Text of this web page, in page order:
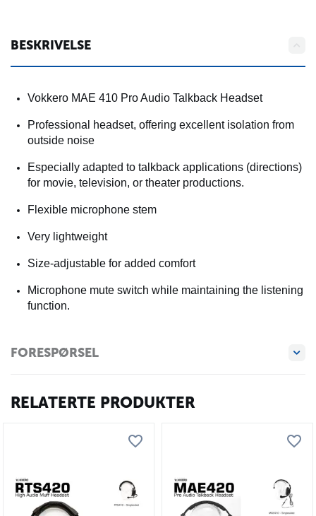
BESKRIVELSE
Vokkero MAE 410 Pro Audio Talkback Headset
Professional headset, offering excellent isolation from
outside noise
Especially adapted to talkback applications (directions)
for movie, television, or theater productions.
Flexible microphone stem
Very lightweight
Size-adjustable for added comfort
Microphone mute switch while maintaining the listening
function.
FORESPØRSEL
RELATERTE PRODUKTER